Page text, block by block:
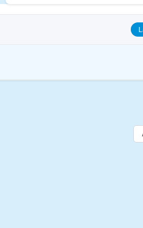
och säkerställa etiska
för digitala tillgångar.